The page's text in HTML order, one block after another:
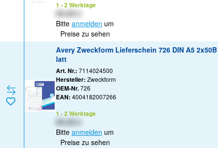
1 - 2 Werktage
Bitte anmelden um
Preise zu sehen
Avery Zweckform Lieferschein 726 DIN A5 2x50B
latt
Art. Nr.: 7114024500
Hersteller: Zweckform
OEM-Nr.726
EAN: 4004182007266
1 - 2 Werktage
Bitte anmelden um
Preise zu sehen